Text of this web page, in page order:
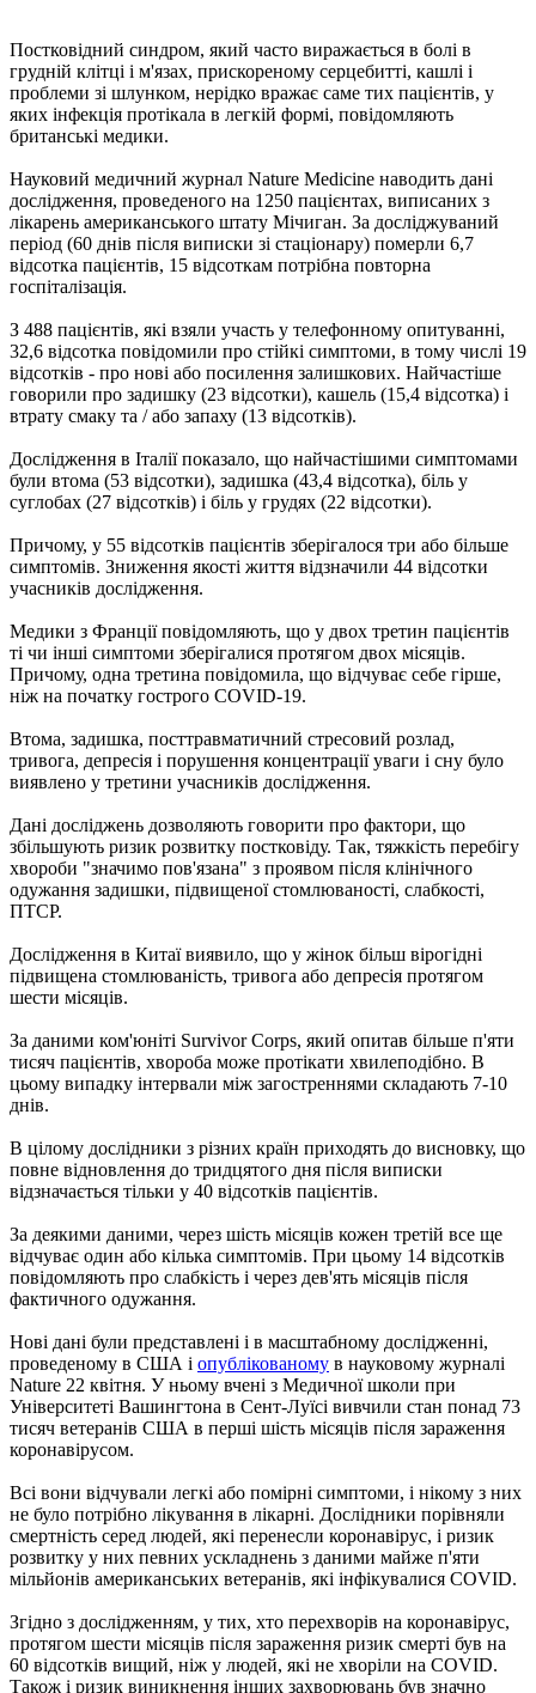
Постковідний синдром, який часто виражається в болі в
грудній клітці і м'язах, прискореному серцебитті, кашлі і
проблеми зі шлунком, нерідко вражає саме тих пацієнтів, у
яких інфекція протікала в легкій формі, повідомляють
британські медики.
Науковий медичний журнал Nature Medicine наводить дані
дослідження, проведеного на 1250 пацієнтах, виписаних з
лікарень американського штату Мічиган. За досліджуваний
період (60 днів після виписки зі стаціонару) померли 6,7
відсотка пацієнтів, 15 відсоткам потрібна повторна
госпіталізація.
З 488 пацієнтів, які взяли участь у телефонному опитуванні,
32,6 відсотка повідомили про стійкі симптоми, в тому числі 19
відсотків - про нові або посилення залишкових. Найчастіше
говорили про задишку (23 відсотки), кашель (15,4 відсотка) і
втрату смаку та / або запаху (13 відсотків).
Дослідження в Італії показало, що найчастішими симптомами
були втома (53 відсотки), задишка (43,4 відсотка), біль у
суглобах (27 відсотків) і біль у грудях (22 відсотки).
Причому, у 55 відсотків пацієнтів зберігалося три або більше
симптомів. Зниження якості життя відзначили 44 відсотки
учасників дослідження.
Медики з Франції повідомляють, що у двох третин пацієнтів
ті чи інші симптоми зберігалися протягом двох місяців.
Причому, одна третина повідомила, що відчуває себе гірше,
ніж на початку гострого COVID-19.
Втома, задишка, посттравматичний стресовий розлад,
тривога, депресія і порушення концентрації уваги і сну було
виявлено у третини учасників дослідження.
Дані досліджень дозволяють говорити про фактори, що
збільшують ризик розвитку постковіду. Так, тяжкість перебігу
хвороби "значимо пов'язана" з проявом після клінічного
одужання задишки, підвищеної стомлюваності, слабкості,
ПТСР.
Дослідження в Китаї виявило, що у жінок більш вірогідні
підвищена стомлюваність, тривога або депресія протягом
шести місяців.
За даними ком'юніті Survivor Corps, який опитав більше п'яти
тисяч пацієнтів, хвороба може протікати хвилеподібно. В
цьому випадку інтервали між загостреннями складають 7-10
днів.
В цілому дослідники з різних країн приходять до висновку, що
повне відновлення до тридцятого дня після виписки
відзначається тільки у 40 відсотків пацієнтів.
За деякими даними, через шість місяців кожен третій все ще
відчуває один або кілька симптомів. При цьому 14 відсотків
повідомляють про слабкість і через дев'ять місяців після
фактичного одужання.
Нові дані були представлені і в масштабному дослідженні,
проведеному в США і опублікованому в науковому журналі
Nature 22 квітня. У ньому вчені з Медичної школи при
Університеті Вашингтона в Сент-Луїсі вивчили стан понад 73
тисяч ветеранів США в перші шість місяців після зараження
коронавірусом.
Всі вони відчували легкі або помірні симптоми, і нікому з них
не було потрібно лікування в лікарні. Дослідники порівняли
смертність серед людей, які перенесли коронавірус, і ризик
розвитку у них певних ускладнень з даними майже п'яти
мільйонів американських ветеранів, які інфікувалися COVID.
Згідно з дослідженням, у тих, хто перехворів на коронавірус,
протягом шести місяців після зараження ризик смерті був на
60 відсотків вищий, ніж у людей, які не хворіли на COVID.
Також і ризик виникнення інших захворювань був значно